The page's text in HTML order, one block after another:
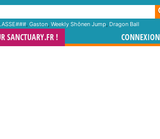
, Gaston, Weekly Shônen Jump, Dragon Ball
SANCTUARY.FR ! CONNEXION